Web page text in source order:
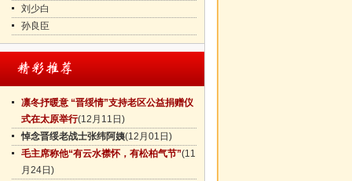
刘少白
孙良臣
凛冬抒暖意 “晋绥情”支持老区公益捐赠仪
式在太原举行(12月11日)
悼念晋绥老战士张纬阿姨(12月01日)
毛主席称他“有云水襟怀，有松柏气节”(11
月24日)